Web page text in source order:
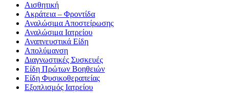
Αισθητική
Ακράτεια – Φροντίδα
Αναλώσιμα Αποστείρωσης
Αναλώσιμα Ιατρείου
Αναπνευστικά Είδη
Απολύμανση
Διαγνωστικές Συσκευές
Είδη Πρώτων Βοηθειών
Είδη Φυσικοθεραπείας
Εξοπλισμός Ιατρείου